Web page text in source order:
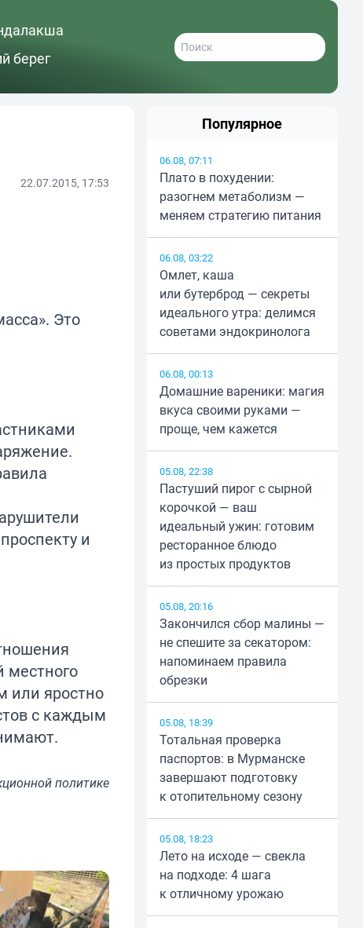
берег
22.07.2015, 17:53
Это
и
местного
или яростно
с каждым
политике
Популярное
06.08, 07:11
Плато в похудении:
разогнем метаболизм —
меняем стратегию питания
06.08, 03:22
Омлет, каша
или бутерброд — секреты
идеального утра: делимся
советами эндокринолога
06.08, 00:13
Домашние вареники: магия
вкуса своими руками —
проще, чем кажется
05.08, 22:38
Пастуший пирог с сырной
корочкой — ваш
идеальный ужин: готовим
ресторанное блюдо
из простых продуктов
05.08, 20:16
Закончился сбор малины —
не спешите за секатором:
напоминаем правила
обрезки
05.08, 18:39
Тотальная проверка
паспортов: в Мурманске
завершают подготовку
к отопительному сезону
05.08, 18:23
Лето на исходе — свекла
на подходе: 4 шага
к отличному урожаю